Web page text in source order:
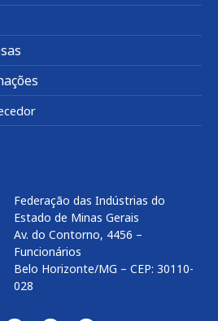
Federação das Indústrias do
Estado de Minas Gerais
Av. do Contorno, 4456 –
Funcionários
Belo Horizonte/MG – CEP: 30110-
028